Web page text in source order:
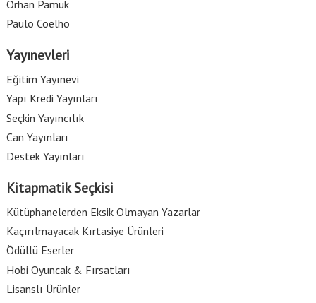
Orhan Pamuk
Paulo Coelho
Yayınevleri
Eğitim Yayınevi
Yapı Kredi Yayınları
Seçkin Yayıncılık
Can Yayınları
Destek Yayınları
Kitapmatik Seçkisi
Kütüphanelerden Eksik Olmayan Yazarlar
Kaçırılmayacak Kırtasiye Ürünleri
Ödüllü Eserler
Hobi Oyuncak & Fırsatları
Lisanslı Ürünler